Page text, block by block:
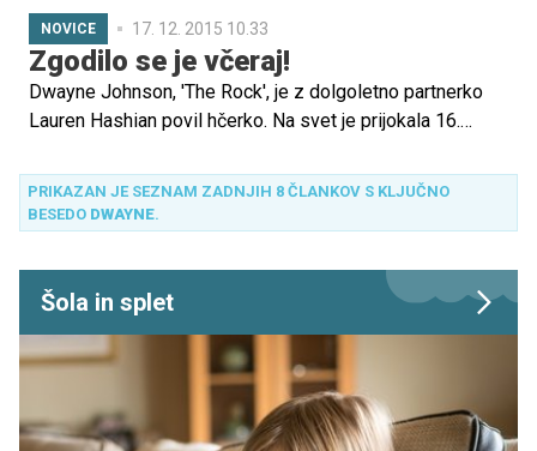
NOVICE 17. 12. 2015 10.33
Zgodilo se je včeraj!
Dwayne Johnson, 'The Rock', je z dolgoletno partnerko
Lauren Hashian povil hčerko. Na svet je prijokala 16.
PRIKAZAN JE SEZNAM ZADNJIH 8 ČLANKOV S KLJUČNO
BESEDO DWAYNE.
Šola in splet